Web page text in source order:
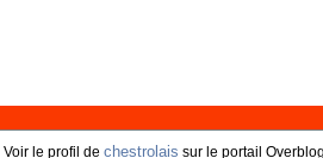
Voir le profil de chestrolais sur le portail Overblog